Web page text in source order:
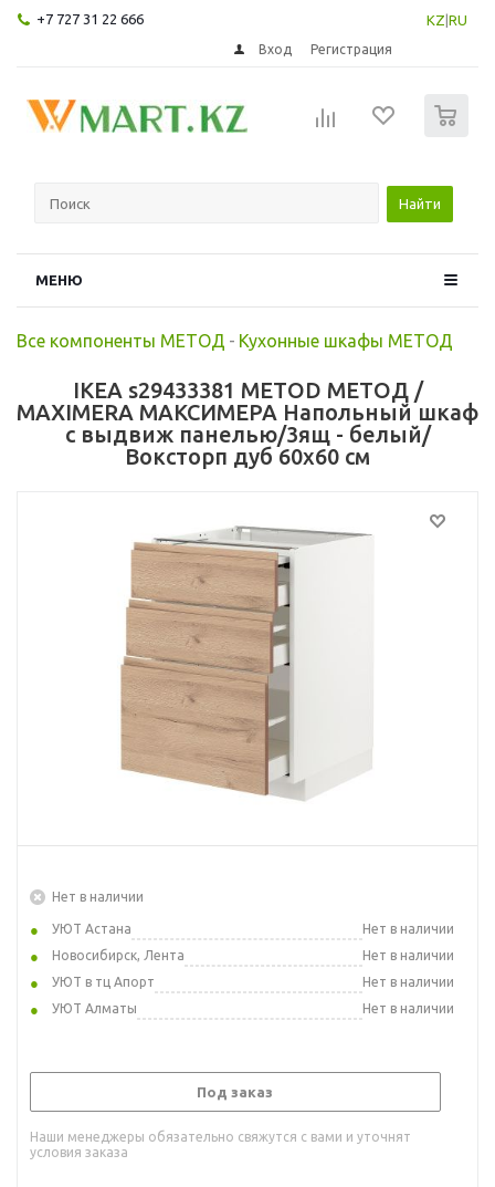
+7 727 31 22 666 KZ RU
Вход Регистрация
Найти
МЕНЮ
Все компоненты МЕТОД - Кухонные шкафы МЕТОД
IKEA s29433381 METOD МЕТОД /
MAXIMERA МАКСИМЕРА Напольный шкаф
с выдвиж панелью/3ящ - белый/
Воксторп дуб 60x60 см
Нет в наличии
УЮТ Астана
Нет в наличии
Новосибирск, Лента
Нет в наличии
УЮТ в тц Апорт
Нет в наличии
УЮТ Алматы
Нет в наличии
Под заказ
Наши менеджеры обязательно свяжутся с вами и уточнят
условия заказа